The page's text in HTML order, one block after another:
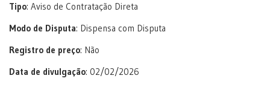
Tipo: Aviso de Contratação Direta
Modo de Disputa: Dispensa com Disputa
Registro de preço: Não
Data de divulgação: 02/02/2026